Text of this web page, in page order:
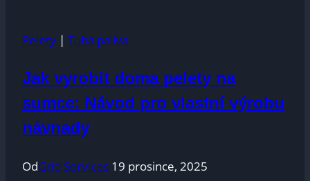
eko
Tipy
pro
Pelety | Tuhá paliva
Jak vyrobit doma pelety na
sumce: Návod pro vlastní výrobu
návnady
OdGrid Services 19 prosince, 2025